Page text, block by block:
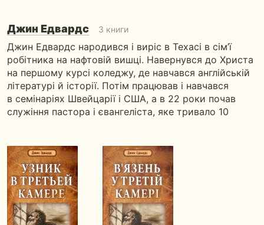
Чий вулик кращий?
Олена Мікула
Джин Едвардс 3 книги
Джин Едвардс народився і виріс в Техасі в сім’ї
робітника на нафтовій вишці. Навернувся до Христа
на першому курсі коледжу, де навчався англійській
літературі й історії. Потім працював і навчався
в семінаріях Швейцарії і США, а в 22 роки почав
служіння пастора і євангеліста, яке тривало 10
в контексті практичного церковного досвіду.